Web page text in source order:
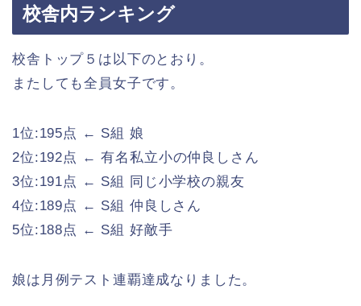
校舎内ランキング
校舎トップ５は以下のとおり。
またしても全員女子です。
1位:195点 ← S組 娘
2位:192点 ← 有名私立小の仲良しさん
3位:191点 ← S組 同じ小学校の親友
4位:189点 ← S組 仲良しさん
5位:188点 ← S組 好敵手
娘は月例テスト連覇達成なりました。